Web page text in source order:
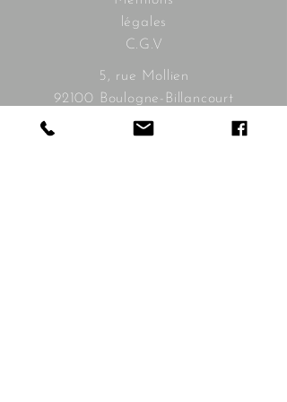
légales
C.G.V
5, rue Mollien
92100 Boulogne-Billancourt
contact@bonnieandclyde.com